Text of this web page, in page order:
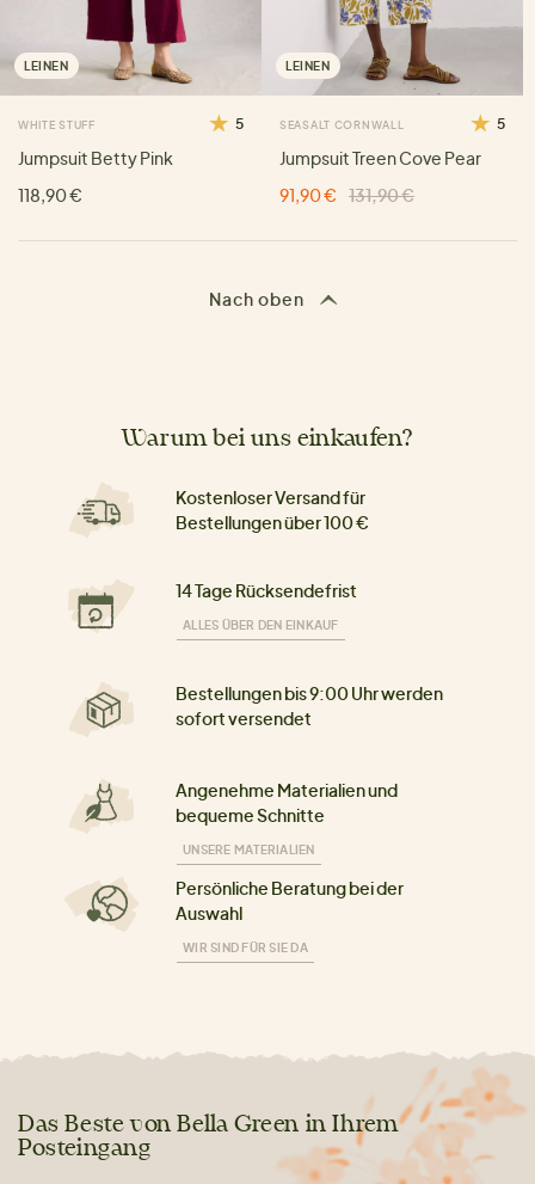
LEINEN
WHITE STUFF 5
Jumpsuit Betty Pink
118,90 €
LEINEN
SEASALT CORNWALL 5
Jumpsuit Treen Cove Pear
91,90 €
131,90 €
Nach oben
Warum bei uns einkaufen?
Kostenloser Versand für
Bestellungen über 100 €
14 Tage Rücksendefrist
ALLES ÜBER DEN EINKAUF
Bestellungen bis 9:00 Uhr werden
sofort versendet
Angenehme Materialien und
bequeme Schnitte
UNSERE MATERIALIEN
Persönliche Beratung bei der
Auswahl
WIR SIND FÜR SIE DA
Das Beste von Bella Green in Ihrem
Posteingang